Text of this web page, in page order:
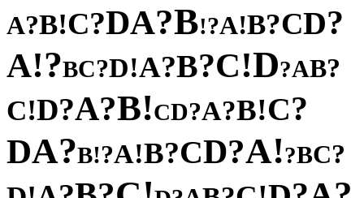
A?B!C?DA?B!?A!B?CD?
A!?BC?D!A?B?C!D?AB?
C!D?A?B!CD?A?B!C?
DA?B!?A!B?CD?A!?BC?